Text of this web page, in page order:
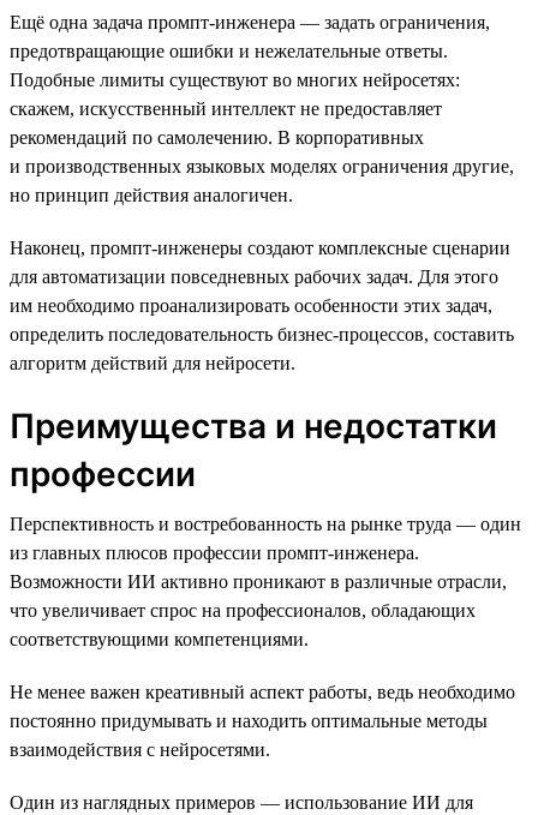
Ещё одна задача промпт-инженера — задать ограничения,
предотвращающие ошибки и нежелательные ответы.
Подобные лимиты существуют во многих нейросетях:
скажем, искусственный интеллект не предоставляет
рекомендаций по самолечению. В корпоративных
и производственных языковых моделях ограничения другие,
но принцип действия аналогичен.
Наконец, промпт-инженеры создают комплексные сценарии
для автоматизации повседневных рабочих задач. Для этого
им необходимо проанализировать особенности этих задач,
определить последовательность бизнес-процессов, составить
алгоритм действий для нейросети.
Преимущества и недостатки
профессии
Перспективность и востребованность на рынке труда — один
из главных плюсов профессии промпт-инженера.
Возможности ИИ активно проникают в различные отрасли,
что увеличивает спрос на профессионалов, обладающих
соответствующими компетенциями.
Не менее важен креативный аспект работы, ведь необходимо
постоянно придумывать и находить оптимальные методы
взаимодействия с нейросетями.
Один из наглядных примеров — использование ИИ для